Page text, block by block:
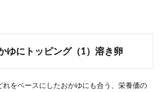
ゆにトッピング（1）溶き卵
れをベースにしたおかゆにも合う、栄養価の